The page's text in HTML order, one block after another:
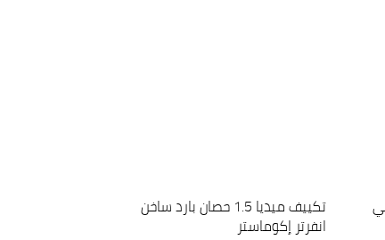
تكييف ميديا 1.5 حصان بارد ساخن
انفرتر إكوماستر